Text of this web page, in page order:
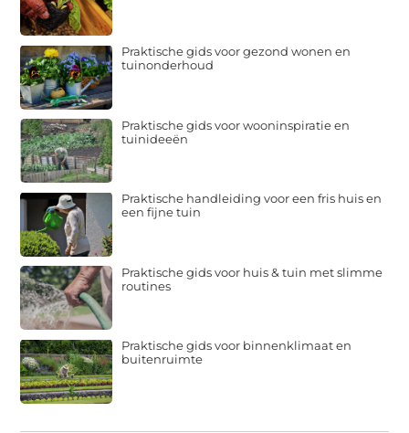
Praktische gids voor gezond wonen en
tuinonderhoud
Praktische gids voor wooninspiratie en
tuinideeën
Praktische handleiding voor een fris huis en
een fijne tuin
Praktische gids voor huis & tuin met slimme
routines
Praktische gids voor binnenklimaat en
buitenruimte